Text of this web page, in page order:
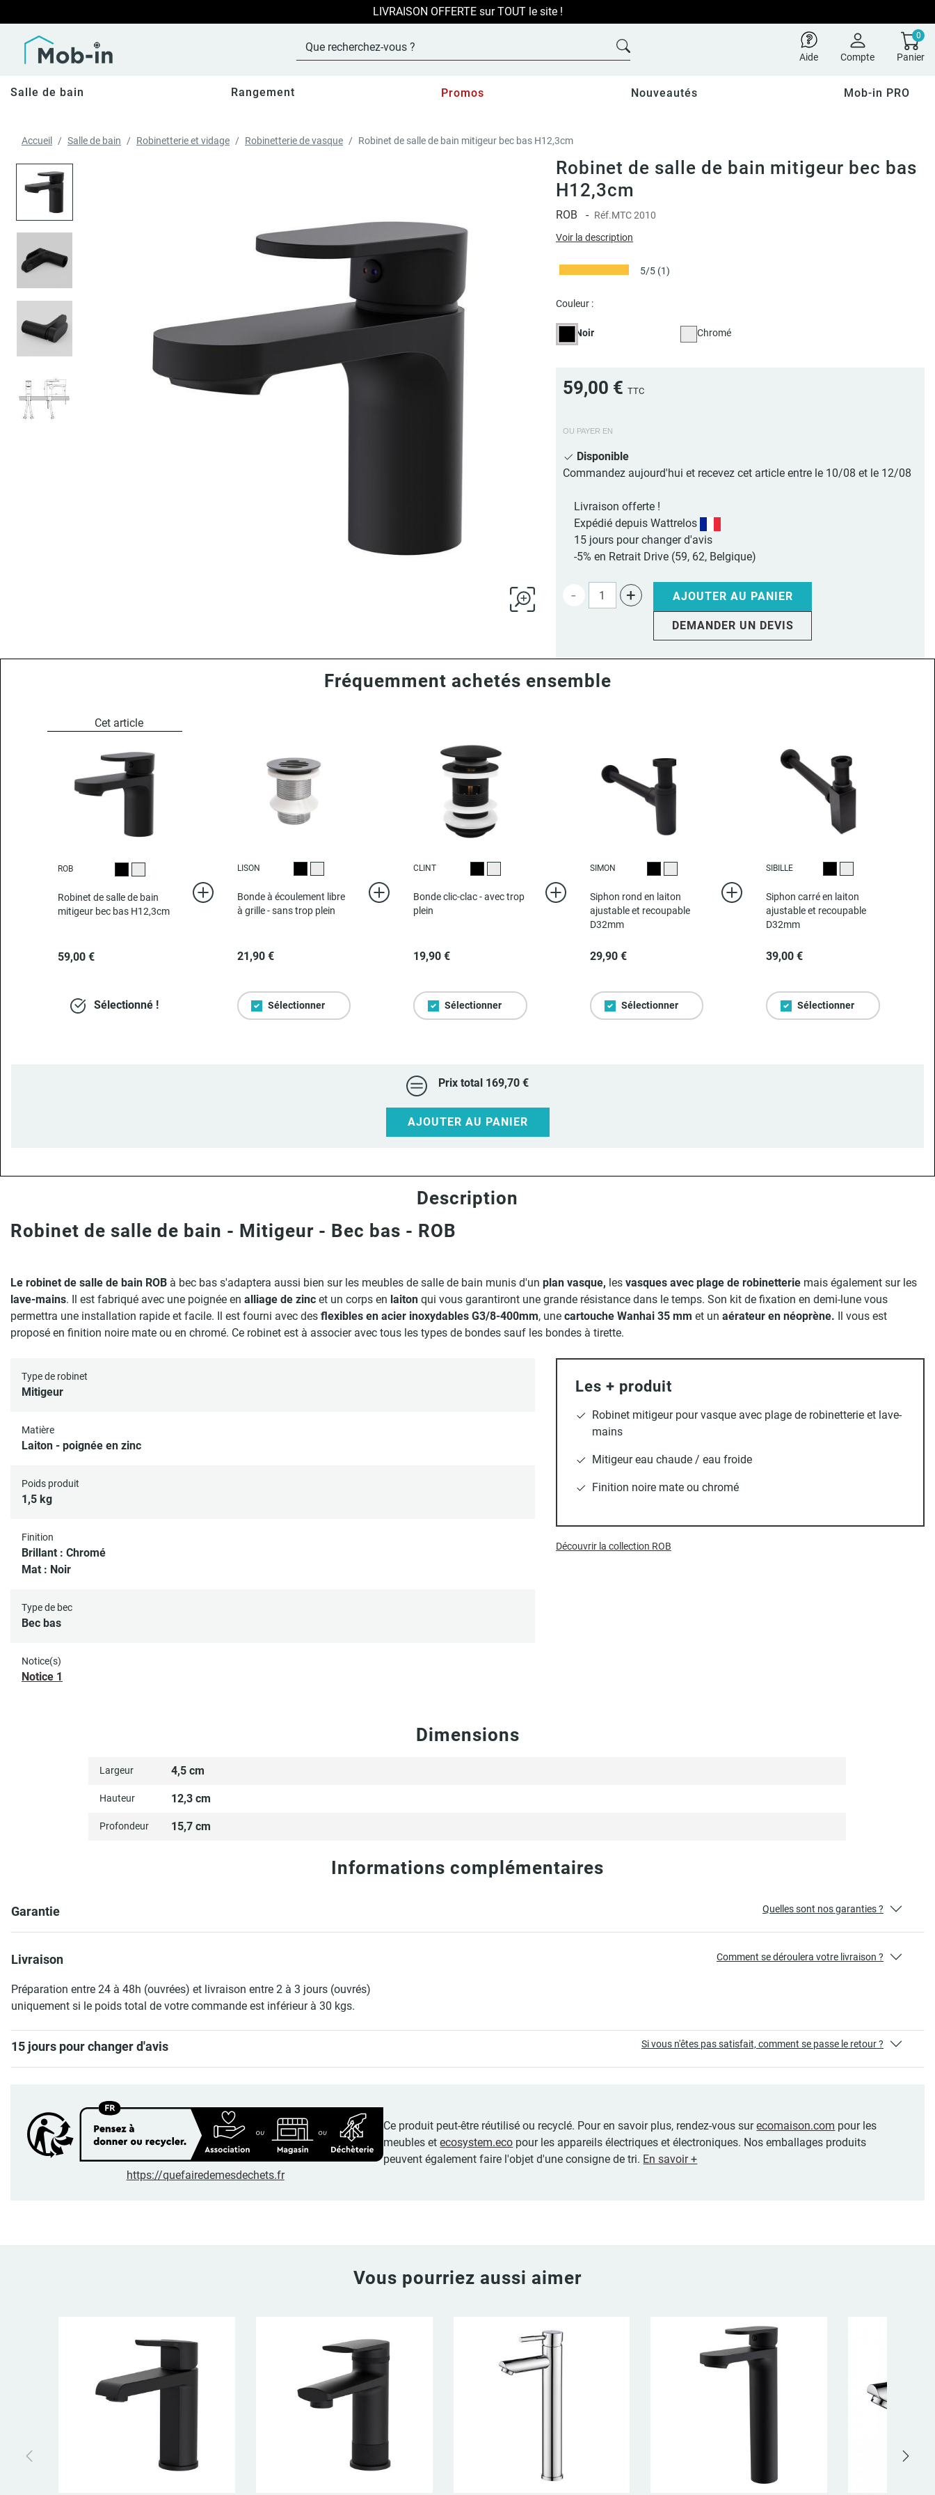
LIVRAISON OFFERTE sur TOUT le site !
Aide Compte
0
Panier
Salle de bain Rangement Promos Nouveautés Mob-in PRO
Accueil Salle de bain Robinetterie et vidage Robinetterie de vasque Robinet de salle de bain mitigeur bec bas H12,3cm
Robinet de salle de bain mitigeur bec bas
H12,3cm
ROB - Réf.MTC 2010
Voir la description
5/5(1)
Couleur :
Noir Chromé
59,00 € TTC
OU PAYER EN
Disponible
Commandez aujourd'hui et recevez cet article entre le 10/08 et le 12/08
Livraison offerte !
Expédié depuis Wattrelos
15 jours pour changer d'avis
-5% en Retrait Drive (59, 62, Belgique)
- + AJOUTER AU PANIER
DEMANDER UN DEVIS
Fréquemment achetés ensemble
ROB
NoirChromé
Robinet de salle de bain
mitigeur bec bas H12,3cm
59,00 €
Sélectionné !
LISON
NoirChromé
Bonde à écoulement libre
à grille - sans trop plein
21,90 €
Sélectionner
CLINT
NoirChromé
Bonde clic-clac - avec trop
plein
19,90 €
Sélectionner
SIMON
NoirChromé
Siphon rond en laiton
ajustable et recoupable
D32mm
29,90 €
Sélectionner
SIBILLE
NoirChromé
Siphon carré en laiton
ajustable et recoupable
D32mm
39,00 €
Sélectionner
Prix total 169,70 €
AJOUTER AU PANIER
Description
Robinet de salle de bain - Mitigeur - Bec bas - ROB
Le robinet de salle de bain ROB à bec bas s'adaptera aussi bien sur les meubles de salle de bain munis d'un plan vasque, les vasques avec plage de robinetterie mais également sur les
lave-mains. Il est fabriqué avec une poignée en alliage de zinc et un corps en laiton qui vous garantiront une grande résistance dans le temps. Son kit de fixation en demi-lune vous
permettra une installation rapide et facile. Il est fourni avec des flexibles en acier inoxydables G3/8-400mm, une cartouche Wanhai 35 mm et un aérateur en néoprène. Il vous est
proposé en finition noire mate ou en chromé. Ce robinet est à associer avec tous les types de bondes sauf les bondes à tirette.
Type de robinet
Mitigeur
Matière
Laiton - poignée en zinc
Poids produit
1,5 kg
Finition
Brillant : Chromé
Mat : Noir
Type de bec
Bec bas
Notice(s)
Notice 1
Les + produit
Robinet mitigeur pour vasque avec plage de robinetterie et lave-
mains
Mitigeur eau chaude / eau froide
Finition noire mate ou chromé
Découvrir la collection ROB
Dimensions
Largeur 4,5 cm
Hauteur 12,3 cm
Profondeur 15,7 cm
Informations complémentaires
Garantie Quelles sont nos garanties ?
Livraison
Préparation entre 24 à 48h (ouvrées) et livraison entre 2 à 3 jours (ouvrés)
uniquement si le poids total de votre commande est inférieur à 30 kgs.
Comment se déroulera votre livraison ?
15 jours pour changer d'avis Si vous n'êtes pas satisfait, comment se passe le retour ?
https://quefairedemesdechets.fr
Ce produit peut-être réutilisé ou recyclé. Pour en savoir plus, rendez-vous surecomaison.com pour les
meubles etecosystem.eco pour les appareils électriques et électroniques. Nos emballages produits
peuvent également faire l'objet d'une consigne de tri. En savoir +
Vous pourriez aussi aimer